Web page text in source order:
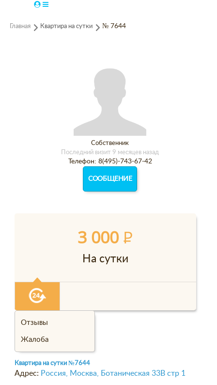
Главная Квартира на сутки № 7644
Собственник
Последний визит 9 месяцев назад
Телефон: 8(495)-743-67-42
СООБЩЕНИЕ
3 000P
На сутки
Отзывы
Жалоба
Квартира на сутки №7644
Адрес: Россия, Москва, Ботаническая 33В стр 1